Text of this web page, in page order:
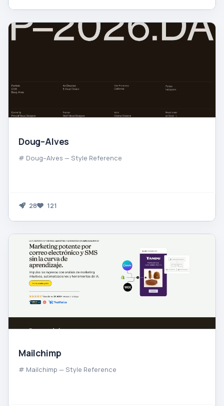
Doug–Alves
# Doug–Alves — Style Reference
28 121
Mailchimp
# Mailchimp — Style Reference